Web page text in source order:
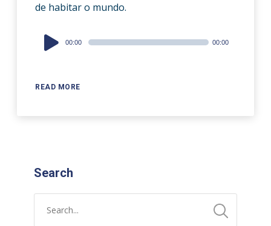
de habitar o mundo.
READ MORE
Audio
Player
00:00 00:00
Search